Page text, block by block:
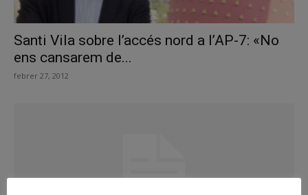
Santi Vila sobre l’accés nord a l’AP-7: «No
ens cansarem de...
febrer 27, 2012